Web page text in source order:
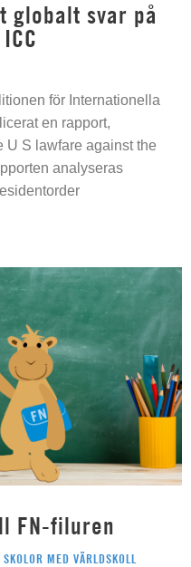
globalt svar på
för Internationella
en rapport,
U S lawfare against the
analyseras
FN-filuren
MED VÄRLDSKOLL